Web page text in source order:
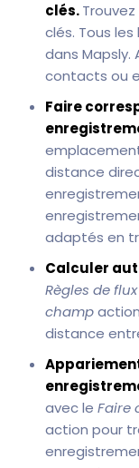
clés.
clés. Tous
dans
contacts ou
Faire
distance
adaptés en
Calculer
Règles de
champ
distance
avec le Faire
action pour